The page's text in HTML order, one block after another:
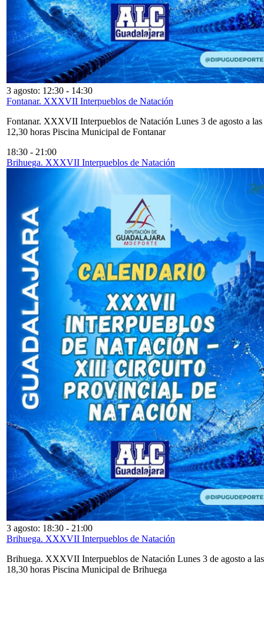
3 agosto: 12:30 - 14:30
Fontanar. XXXVII Interpueblos de Natación
Fontanar. XXXVII Interpueblos de Natación Lunes 3 de agosto a las
12,30 horas Piscina Municipal de Fontanar
18:30 - 21:00
Brihuega. XXXVII Interpueblos de Natación
3 agosto: 18:30 - 21:00
Brihuega. XXXVII Interpueblos de Natación
Brihuega. XXXVII Interpueblos de Natación Lunes 3 de agosto a las
18,30 horas Piscina Municipal de Brihuega